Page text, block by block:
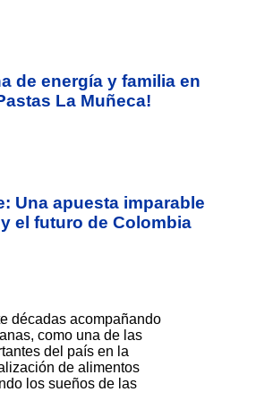
de energía y familia en
La Muñeca!
Una apuesta imparable
el futuro de Colombia
décadas acompañando
como una de las
del país en la
de alimentos
los sueños de las